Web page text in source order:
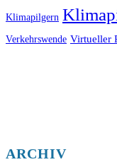
Klimapilgern
Verkehrswende Virtueller
ARCHIV